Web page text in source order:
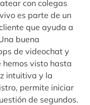
con colegas
es parte de un
que ayuda a
buena
de videochat y
visto hasta
intuitiva y la
permite iniciar
de segundos.